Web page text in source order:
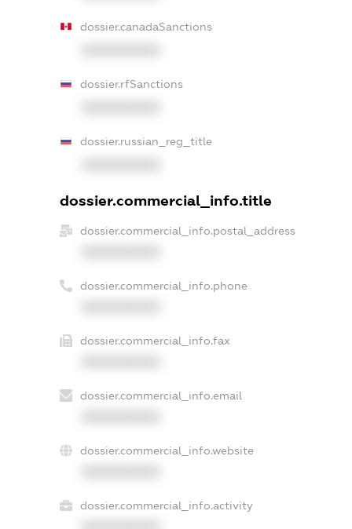
dossier.canadaSanctions
dossier.rfSanctions
dossier.russian_reg_title
dossier.commercial_info.title
dossier.commercial_info.postal_address
dossier.commercial_info.phone
dossier.commercial_info.fax
dossier.commercial_info.email
dossier.commercial_info.website
dossier.commercial_info.activity